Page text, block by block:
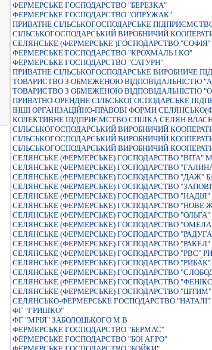
ФЕРМЕРСЬКЕ ГОСПОДАРСТВО "БЕРЕЗКА"
ФЕРМЕРСЬКЕ ГОСПОДАРСТВО "ОПРУЖАК"
ПРИВАТНЕ СIЛЬСЬКОГОСПОДАРСЬКЕ
СIЛЬСЬКОГОСПОДАРСЬКИЙ ВИРОБНИЧИЙ
СЕЛЯНСЬКЕ (ФЕРМЕРСЬКЕ )ГОСПОДАРСТВО "СОФIЯ"
ФЕРМЕРСЬКЕ ГОСПОДАРСТВО "КРОХМАЛЬ I КО"
ФЕРМЕРСЬКЕ ГОСПОДАРСТВО "САТУРН"
ПРИВАТНЕ СIЛЬСЬКОГОСПОДАРСЬКЕ ВИРОБНИЧЕ
ТОВАРИСТВО З ОБМЕЖЕНОЮ ВIДПОВIДАЛЬНIСТЮ
ТОВАРИСТВО З ОБМЕЖЕНОЮ ВIДПОВIДАЛЬНIСТЮ
ПРИВАТНО-ОРЕНДНЕ СIЛЬСЬКОГОСПОДАРСЬКЕ
IНШI ОРГАНIЗАЦIЙНО-ПРАВОВI ФОРМИ
КОЛЕКТИВНЕ ПIДПРИЄМСТВО СПIЛКА СЕЛЯН
СІЛЬСЬКОГОСПОДАРСЬКИЙ ВИРОБНИЧИЙ
СІЛЬСЬКОГОСПОДАРСЬКИЙ ВИРОБНИЧИЙ
СІЛЬСЬКОГОСПОДАРСЬКИЙ ВИРОБНИЧИЙ
СЕЛЯНСЬКЕ (ФЕРМЕРСЬКЕ) ГОСПОДАРСТВО "ВІТА"
СЕЛЯНСЬКЕ (ФЕРМЕРСЬКЕ) ГОСПОДАРСТВО
СЕЛЯНСЬКЕ (ФЕРМЕРСЬКЕ) ГОСПОДАРСТВО "ДАЖ"
СЕЛЯНСЬКЕ (ФЕРМЕРСЬКЕ) ГОСПОДАРСТВО
СЕЛЯНСЬКЕ (ФЕРМЕРСЬКЕ) ГОСПОДАРСТВО
СЕЛЯНСЬКЕ (ФЕРМЕРСЬКЕ) ГОСПОДАРСТВО "НОВЕ
СЕЛЯНСЬКЕ (ФЕРМЕРСЬКЕ) ГОСПОДАРСТВО "ОЛЬГА"
СЕЛЯНСЬКЕ (ФЕРМЕРСЬКЕ) ГОСПОДАРСТВО
СЕЛЯНСЬКЕ (ФЕРМЕРСЬКЕ) ГОСПОДАРСТВО
СЕЛЯНСЬКЕ (ФЕРМЕРСЬКЕ) ГОСПОДАРСТВО "РАКЕЛ"
СЕЛЯНСЬКЕ (ФЕРМЕРСЬКЕ) ГОСПОДАРСТВО "РВС"
СЕЛЯНСЬКЕ (ФЕРМЕРСЬКЕ) ГОСПОДАРСТВО "РИБАК"
СЕЛЯНСЬКЕ (ФЕРМЕРСЬКЕ) ГОСПОДАРСТВО
СЕЛЯНСЬКЕ (ФЕРМЕРСЬКЕ) ГОСПОДАРСТВО
СЕЛЯНСЬКЕ (ФЕРМЕРСЬКЕ) ГОСПОДАРСТВО
СЕЛЯНСЬКО-ФЕРМЕРСЬКЕ ГОСПОДАРСТВО "НАТАЛI"
ФГ "ГРИШКО"
ФГ "МРІЯ" ЗАБОЛОЦЬКОГО М В
ФЕРМЕРСЬКЕ ГОСПОДАРСТВО "БЕРМАС"
ФЕРМЕРСЬКЕ ГОСПОДАРСТВО "БОI АГРО"